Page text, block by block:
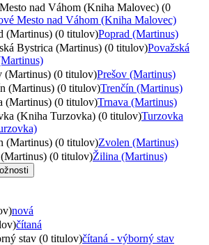
nad Váhom (Kniha Malovec) (0
Mesto nad Váhom (Kniha Malovec)
(Martinus) (0 titulov)Poprad (Martinus)
Bystrica (Martinus) (0 titulov)Považská
(Martinus) (0 titulov)Prešov (Martinus)
(Martinus) (0 titulov)Trenčín (Martinus)
(Martinus) (0 titulov)Trnava (Martinus)
(Kniha Turzovka) (0 titulov)Turzovka
(Martinus) (0 titulov)Zvolen (Martinus)
(0 titulov)Žilina (Martinus)
nová
čítaná
stav (0 titulov)čítaná - výborný stav